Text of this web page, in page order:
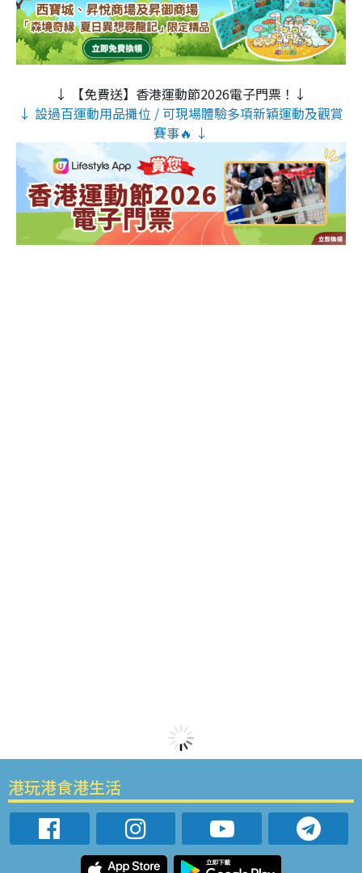
↓ 【免費送】香港運動節2026電子門票！↓
↓ 設過百運動用品攤位 / 可現場體驗多項新穎運動及觀賞
賽事🔥 ↓
港玩港食港生活